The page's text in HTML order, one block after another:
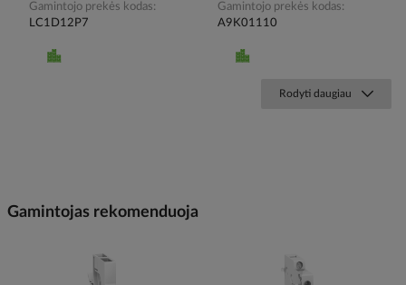
Gamintojo prekės kodas
LC1D12P7
Gamintojo prekės kodas
A9K01110
Rodyti daugiau
Gamintojas rekomenduoja